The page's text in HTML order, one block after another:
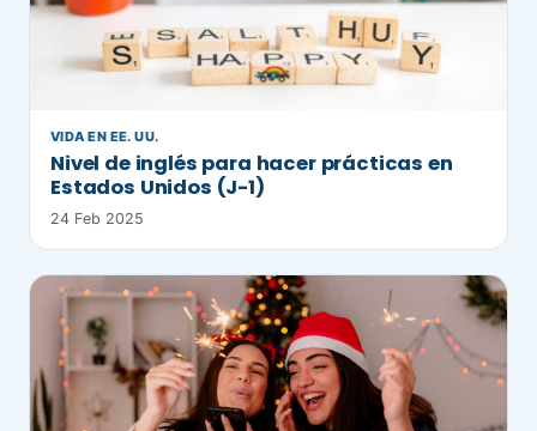
VIDA EN EE. UU.
Nivel de inglés para hacer prácticas en
Estados Unidos (J-1)
24 Feb 2025